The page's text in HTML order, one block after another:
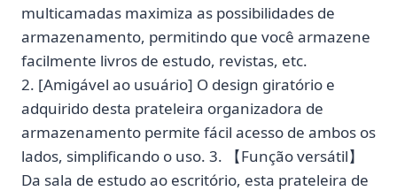
multicamadas maximiza as possibilidades de
armazenamento, permitindo que você armazene
facilmente livros de estudo, revistas, etc.
2. [Amigável ao usuário] O design giratório e
adquirido desta prateleira organizadora de
armazenamento permite fácil acesso de ambos os
lados, simplificando o uso. 3. 【Função versátil】
Da sala de estudo ao escritório, esta prateleira de